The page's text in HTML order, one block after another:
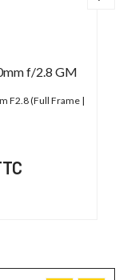
f/2.8 GM
F2.8 (Full Frame |